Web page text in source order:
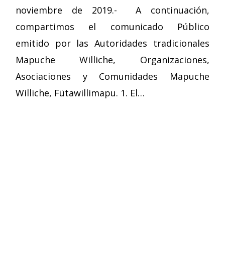
noviembre de 2019.- A continuación,
compartimos el comunicado Público
emitido por las Autoridades tradicionales
Mapuche Williche, Organizaciones,
Asociaciones y Comunidades Mapuche
Williche, Fütawillimapu. 1. El…